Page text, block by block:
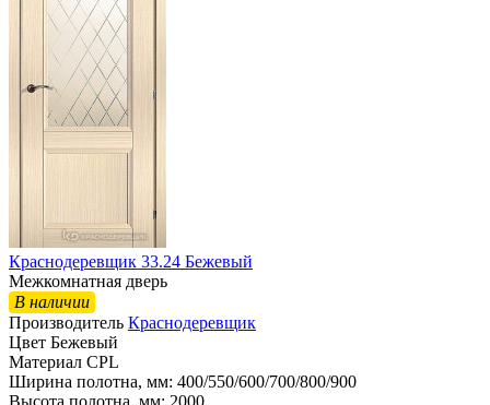
Краснодеревщик 33.24 Бежевый
Межкомнатная дверь
В наличии
Производитель Краснодеревщик
Цвет Бежевый
Материал CPL
Ширина полотна, мм: 400/550/600/700/800/900